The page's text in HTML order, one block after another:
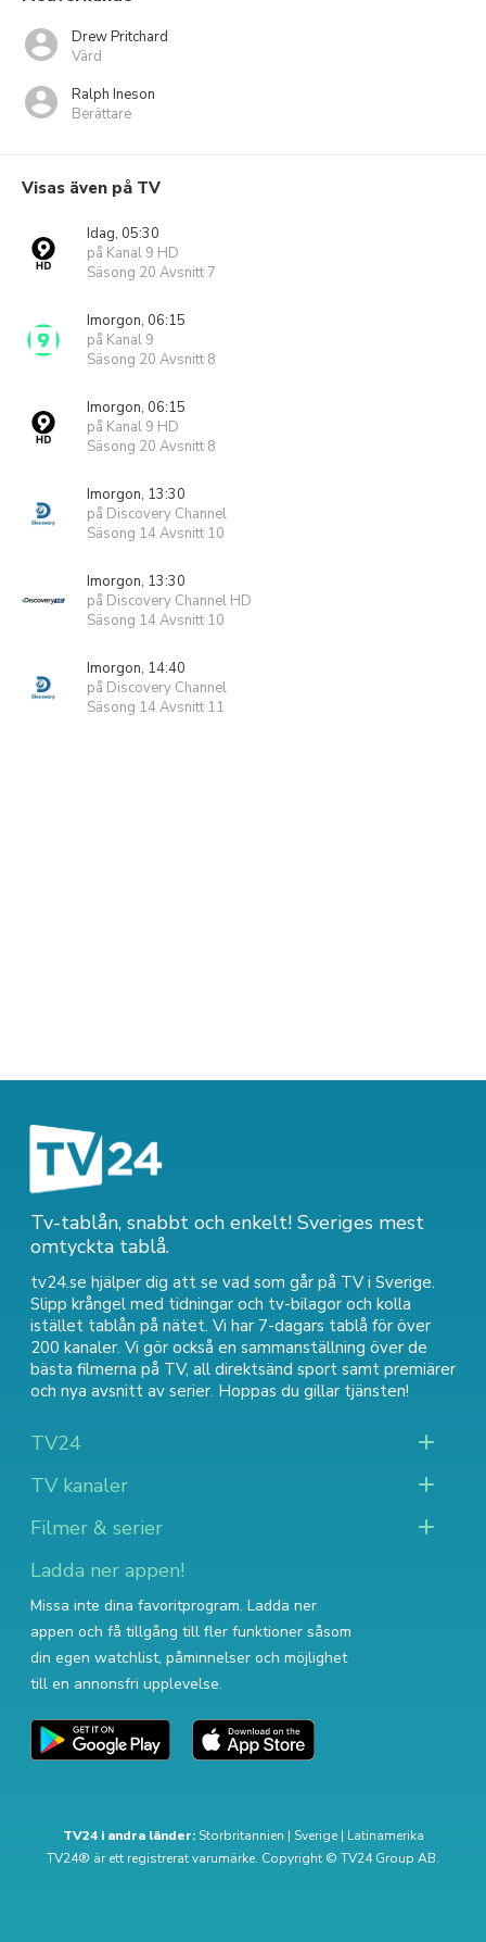
Drew Pritchard
Värd
Ralph Ineson
Berättare
Visas även på TV
Idag, 05:30
på Kanal 9 HD
Säsong 20 Avsnitt 7
Imorgon, 06:15
på Kanal 9
Säsong 20 Avsnitt 8
Imorgon, 06:15
på Kanal 9 HD
Säsong 20 Avsnitt 8
Imorgon, 13:30
på Discovery Channel
Säsong 14 Avsnitt 10
Imorgon, 13:30
på Discovery Channel HD
Säsong 14 Avsnitt 10
Imorgon, 14:40
på Discovery Channel
Säsong 14 Avsnitt 11
Tv-tablån, snabbt och enkelt! Sveriges mest
omtyckta tablå.
tv24.se hjälper dig att se vad som går på TV i Sverige.
Slipp krångel med tidningar och tv-bilagor och kolla
istället tablån på nätet. Vi har 7-dagars tablå för över
200 kanaler. Vi gör också en sammanställning över de
bästa filmerna på TV, all direktsänd sport samt premiärer
och nya avsnitt av serier. Hoppas du gillar tjänsten!
TV24
TV kanaler
Filmer & serier
Ladda ner appen!
Missa inte dina favoritprogram. Ladda ner
appen och få tillgång till fler funktioner såsom
din egen watchlist, påminnelser och möjlighet
till en annonsfri upplevelse.
TV24 i andra länder: Storbritannien | Sverige| Latinamerika
TV24® är ett registrerat varumärke. Copyright © TV24 Group AB.